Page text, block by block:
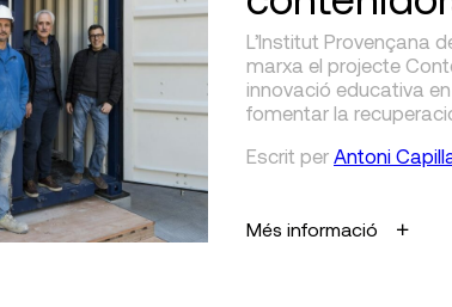
L’Institut Provençana
marxa el projecte
innovació educativa
fomentar la
Escrit per Antoni
Més informació